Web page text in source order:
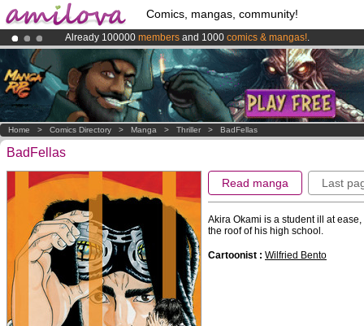
Comics, mangas, community!
Already 100000 members and 1000 comics & mangas!.
Premium membership from3.95 eurosper month !Get membership
AmilovaKickstarter is now LIVE!.
Home > Comics Directory > Manga > Thriller > BadFellas
BadFellas
Read manga Last
Akira Okami is a student ill at
the roof of his high school.
Cartoonist : Wilfried Bento